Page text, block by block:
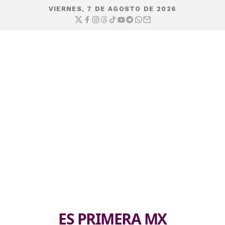
VIERNES, 7 DE AGOSTO DE 2026
ES PRIMERA MX